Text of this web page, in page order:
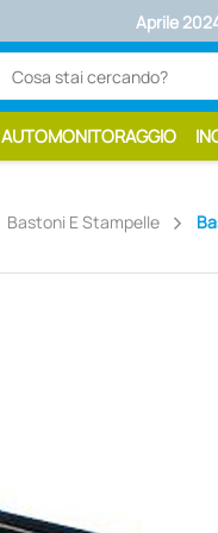
Aprile
AUTOMONITORAGGIO
Bastoni E Stampelle